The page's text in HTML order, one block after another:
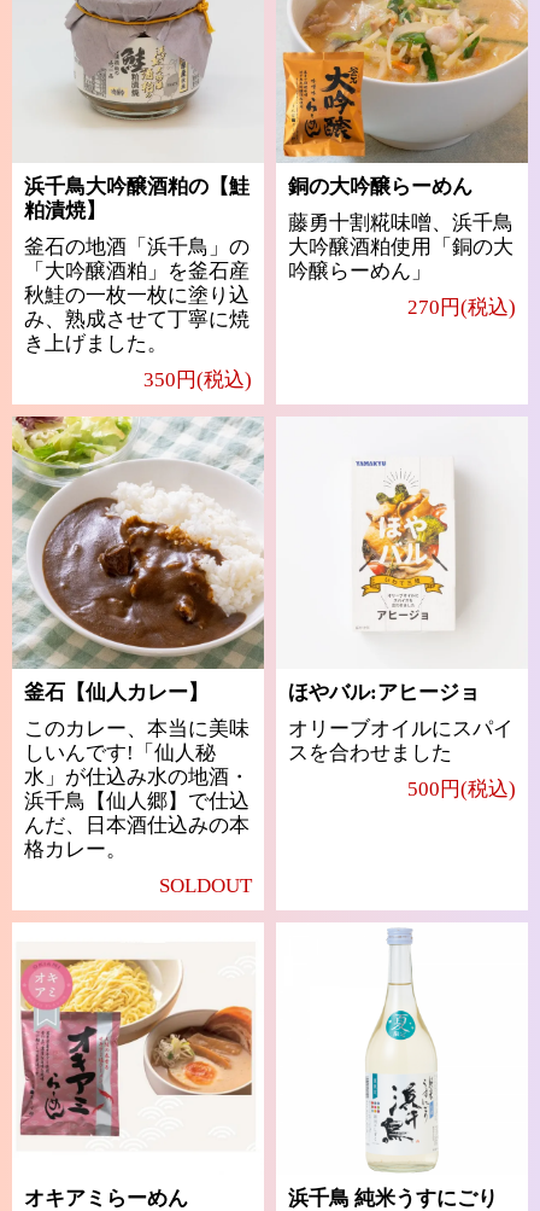
浜千鳥大吟醸酒粕の【鮭
粕漬焼】
釜石の地酒「浜千鳥」の
「大吟醸酒粕」を釜石産
秋鮭の一枚一枚に塗り込
み、熟成させて丁寧に焼
き上げました。
350円(税込)
銅の大吟醸らーめん
藤勇十割糀味噌、浜千鳥
大吟醸酒粕使用「銅の大
吟醸らーめん」
270円(税込)
釜石【仙人カレー】
このカレー、本当に美味
しいんです!「仙人秘
水」が仕込み水の地酒・
浜千鳥【仙人郷】で仕込
んだ、日本酒仕込みの本
格カレー。
SOLDOUT
ほやバル:アヒージョ
オリーブオイルにスパイ
スを合わせました
500円(税込)
オキアミらーめん
浜千鳥 純米うすにごり